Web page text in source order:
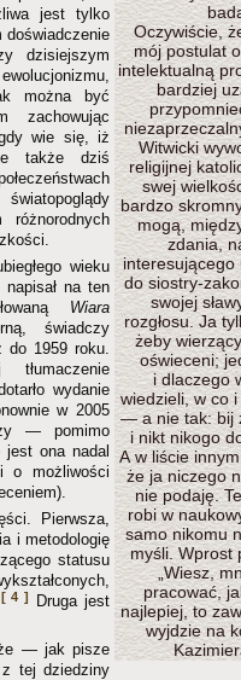
Oczywiście,
mój postulat
intelektualną
bardziej
Witwicki
religijnej
swej
bardzo
mogą,
zdania,
interesującego
do siostry-
swojej
rozgłosu. Ja
żeby
oświeceni;
i dlaczego
wiedzieli, w co
— a nie tak: bij
i nikt nikogo
A w liście
że ja niczego
nie podaję.
robi w
samo nikomu
myśli. Wprost
„Wiesz,
pracować,
najlepiej, to
wyjdzie na
jest tylko
doświadczenie
dzisiejszym
można być
zachowując
wie się, iż
także dziś
wieku
napisał na ten
Wiara
świadczy
do 1959 roku.
wydanie
w 2005
— pomimo
ona nadal
o możliwości
Pierwsza,
i metodologię
statusu
[ 4 ]
Druga jest
że — jak pisze
tej dziedziny